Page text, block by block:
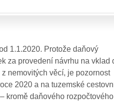
1.1.2020. Protože daňový
za provedení návrhu na vklad
nemovitých věcí, je pozornost
2020 a na tuzemské
kromě daňového rozpočtového